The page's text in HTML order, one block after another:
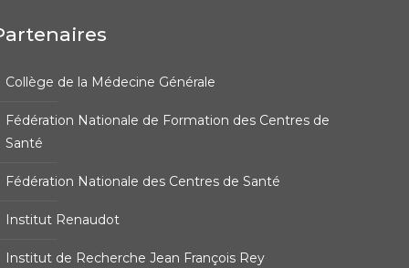
Collège de la Médecine Générale
Fédération Nationale de Formation des Centres de
Santé
Fédération Nationale des Centres de Santé
Institut Renaudot
Institut de Recherche Jean François Rey